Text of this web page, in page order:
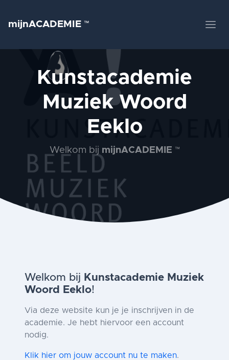
mijnACADEMIE ™
Kunstacademie
Muziek Woord
Eeklo
Welkom bij mijnACADEMIE ™
Welkom bij Kunstacademie Muziek
Woord Eeklo!
Via deze website kun je je inschrijven in de
academie. Je hebt hiervoor een account
nodig.
Klik hier om jouw account nu te maken.